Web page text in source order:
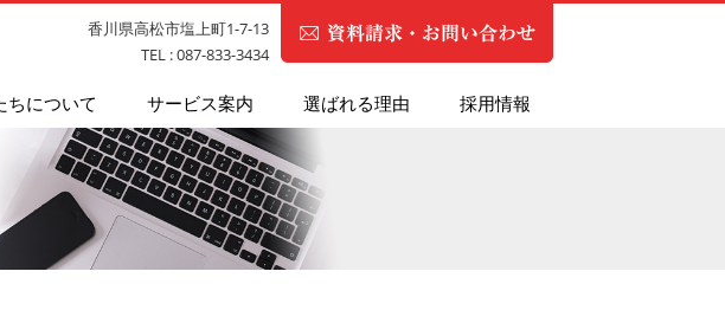
ちについて サービス案内 選ばれる理由 採用情報
香川県高松市塩上町1-7-13
TEL : 087-833-3434